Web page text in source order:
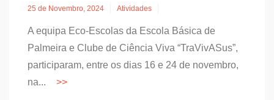
25 de Novembro, 2024 Atividades
A equipa Eco-Escolas da Escola Básica de
Palmeira e Clube de Ciência Viva “TraVivASus”,
participaram, entre os dias 16 e 24 de novembro,
na...